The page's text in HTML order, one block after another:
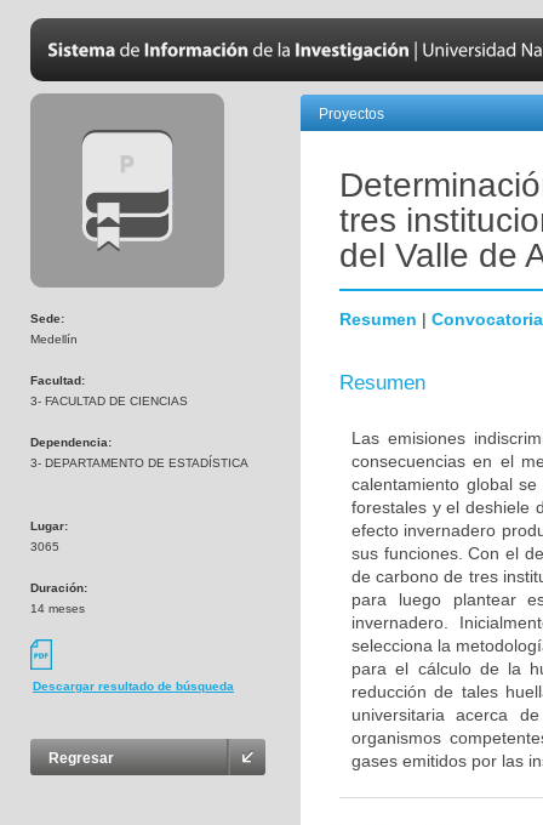
Sede:
Medellín
Facultad:
3- FACULTAD DE CIENCIAS
Dependencia:
3- DEPARTAMENTO DE ESTADÍSTICA
Lugar:
3065
Duración:
14 meses
Descargar resultado de búsqueda
Regresar
Proyectos
tres
del Valle de
Resumen | Convocatoria
Resumen
Las emisiones
consecuencias en el
calentamiento global
forestales y el deshiele
efecto invernadero
sus funciones. Con el
de carbono de tres
para luego plantear
invernadero.
selecciona la
para el cálculo de la
reducción de tales
universitaria acerca
organismos
gases emitidos por las